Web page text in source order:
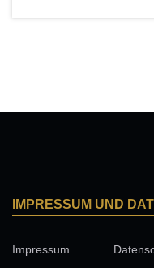
IMPRESSUM UND
Impressum